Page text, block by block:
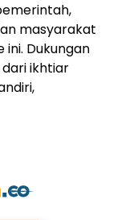
masyarakat
Dukungan
ikhtiar